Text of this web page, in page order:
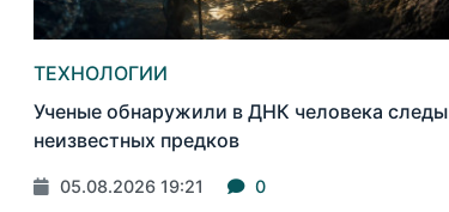
ТЕХНОЛОГИИ
Ученые обнаружили в ДНК человека следы
неизвестных предков
05.08.2026 19:21 0